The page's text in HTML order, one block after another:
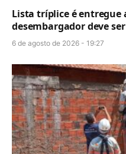
Lista tríplice é entregue
desembargador deve
6 de agosto de 2026 - 19:27